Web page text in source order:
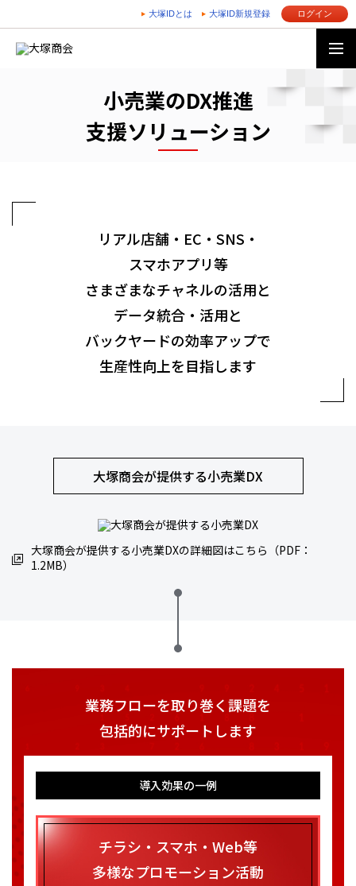
大塚IDとは 大塚ID新規登録 ログイン
小売業のDX推進
支援ソリューション
リアル店舗・EC・SNS・
スマホアプリ等
さまざまなチャネルの活用と
データ統合・活用と
バックヤードの効率アップで
生産性向上を目指します
大塚商会が提供する小売業DX
大塚商会が提供する小売業DXの詳細図はこちら（PDF：
1.2MB）
業務フローを取り巻く課題を
包括的にサポートします
導入効果の一例
チラシ・スマホ・Web等
多様なプロモーション活動